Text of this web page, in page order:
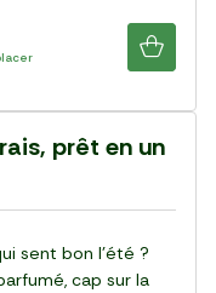
prêt en un
sent bon l’été ?
cap sur la